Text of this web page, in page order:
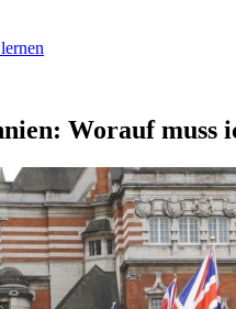
Worauf muss